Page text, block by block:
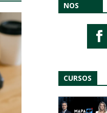
NOS
CURSOS